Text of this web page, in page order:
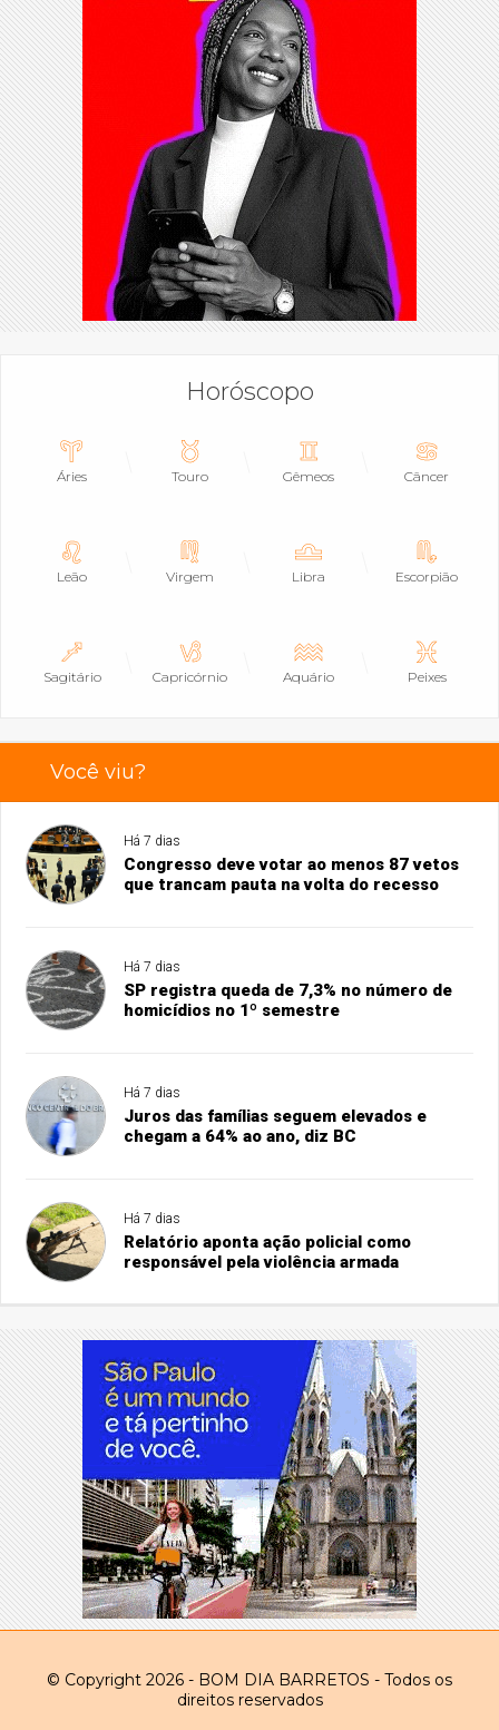
Horóscopo
Áries Touro Gêmeos Câncer
Leão Virgem Libra Escorpião
Sagitário Capricórnio Aquário Peixes
Você viu?
Há 7 dias
Congresso deve votar ao menos 87 vetos
que trancam pauta na volta do recesso
Há 7 dias
SP registra queda de 7,3% no número de
homicídios no 1º semestre
Há 7 dias
Juros das famílias seguem elevados e
chegam a 64% ao ano, diz BC
Há 7 dias
Relatório aponta ação policial como
responsável pela violência armada
© Copyright 2026 - BOM DIA BARRETOS - Todos os
direitos reservados